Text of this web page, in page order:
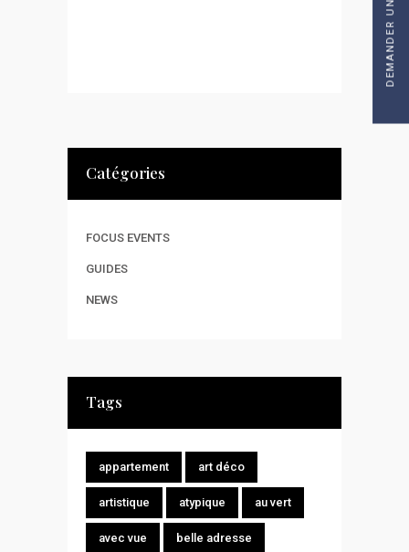
Catégories
FOCUS EVENTS
GUIDES
NEWS
Tags
appartement art déco
artistique atypique au vert
avec vue belle adresse